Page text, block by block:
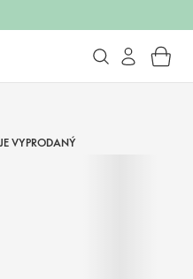
VYPRODANÝ